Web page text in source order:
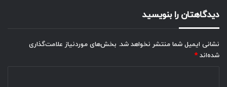
دیدگاهتان را بنویسید
نشانی ایمیل شما منتشر نخواهد شد. بخش‌های موردنیاز علامت‌گذاری
شده‌اند *